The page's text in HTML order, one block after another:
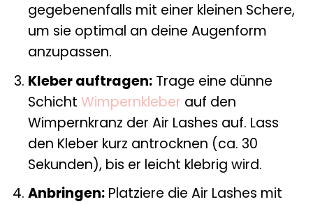
gegebenenfalls mit einer kleinen Schere,
um sie optimal an deine Augenform
anzupassen.
Kleber auftragen:Trage eine dünne
Schicht Wimpernkleber auf den
Wimpernkranz der Air Lashes auf. Lass
den Kleber kurz antrocknen (ca. 30
Sekunden), bis er leicht klebrig wird.
Anbringen:Platziere die Air Lashes mit